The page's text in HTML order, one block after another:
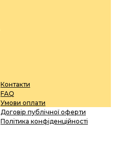
Контакти
FAQ
Умови оплати
Договір публічної оферти
Політика конфіденційності